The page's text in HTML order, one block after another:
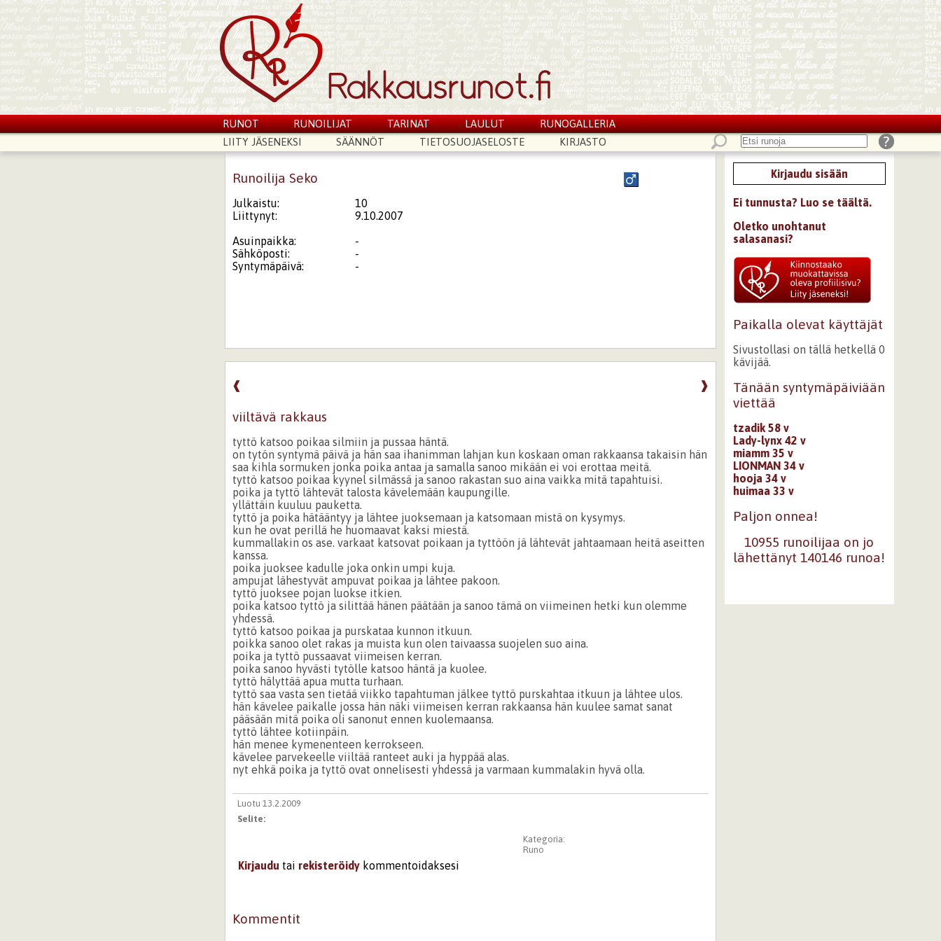
RUNOT RUNOILIJAT TARINAT LAULUT
RUNOGALLERIA
LIITY JÄSENEKSI
SÄÄNNÖT TIETOSUOJASELOSTE KIRJASTO
Runoilija Seko
Julkaistu:
10
Liittynyt:
9.10.2007
Asuinpaikka:
-
Sähköposti:
-
Syntymäpäivä:
-
❱
❰
viiltävä rakkaus
tyttö katsoo poikaa silmiin ja pussaa häntä.
on tytön syntymä päivä ja hän saa ihanimman lahjan kun koskaan oman rakkaansa takaisin hän
saa kihla sormuken jonka poika antaa ja samalla sanoo mikään ei voi erottaa meitä.
tyttö katsoo poikaa kyynel silmässä ja sanoo rakastan suo aina vaikka mitä tapahtuisi.
poika ja tyttö lähtevät talosta kävelemään kaupungille.
yllättäin kuuluu pauketta.
tyttö ja poika hätääntyy ja lähtee juoksemaan ja katsomaan mistä on kysymys.
kun he ovat perillä he huomaavat kaksi miestä.
kummallakin os ase. varkaat katsovat poikaan ja tyttöön jä lähtevät jahtaamaan heitä aseitten
kanssa.
poika juoksee kadulle joka onkin umpi kuja.
ampujat lähestyvät ampuvat poikaa ja lähtee pakoon.
tyttö juoksee pojan luokse itkien.
poika katsoo tyttö ja silittää hänen päätään ja sanoo tämä on viimeinen hetki kun olemme
yhdessä.
tyttö katsoo poikaa ja purskataa kunnon itkuun.
poikka sanoo olet rakas ja muista kun olen taivaassa suojelen suo aina.
poika ja tyttö pussaavat viimeisen kerran.
poika sanoo hyvästi tytölle katsoo häntä ja kuolee.
tyttö hälyttää apua mutta turhaan.
tyttö saa vasta sen tietää viikko tapahtuman jälkee tyttö purskahtaa itkuun ja lähtee ulos.
hän kävelee paikalle jossa hän näki viimeisen kerran rakkaansa hän kuulee samat sanat
pääsään mitä poika oli sanonut ennen kuolemaansa.
tyttö lähtee kotiinpäin.
hän menee kymenenteen kerrokseen.
kävelee parvekeelle viiltää ranteet auki ja hyppää alas.
nyt ehkä poika ja tyttö ovat onnelisesti yhdessä ja varmaan kummalakin hyvä olla.
Luotu 13.2.2009
Selite:
Kategoria:
Runo
Kirjaudu tai rekisteröidy kommentoidaksesi
Kommentit
Kirjaudu sisään
Ei tunnusta? Luo se täältä.
Oletko unohtanut
salasanasi?
Paikalla olevat käyttäjät
Sivustollasi on tällä hetkellä 0
kävijää.
Tänään syntymäpäiviään
viettää
tzadik 58 v
Lady-lynx 42 v
miamm 35 v
LIONMAN 34 v
hooja 34 v
huimaa 33 v
Paljon onnea!
10955 runoilijaa on jo
lähettänyt 140146 runoa!